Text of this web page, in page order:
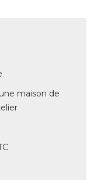
maison de